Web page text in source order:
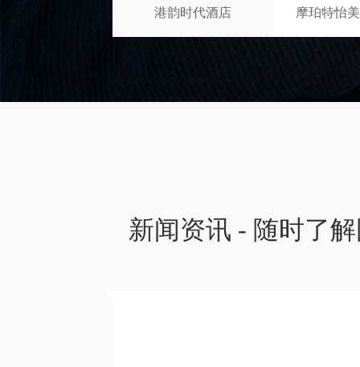
港韵时代酒店 摩珀特怡
新闻资讯 - 随时了